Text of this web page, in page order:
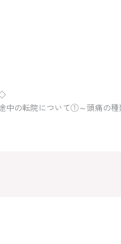
中の転院について①～頭痛の